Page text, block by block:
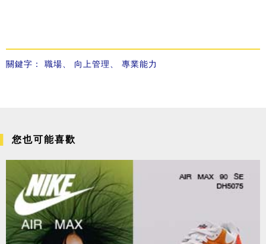
關鍵字： 職場 向上管理 專業能力
您也可能喜歡